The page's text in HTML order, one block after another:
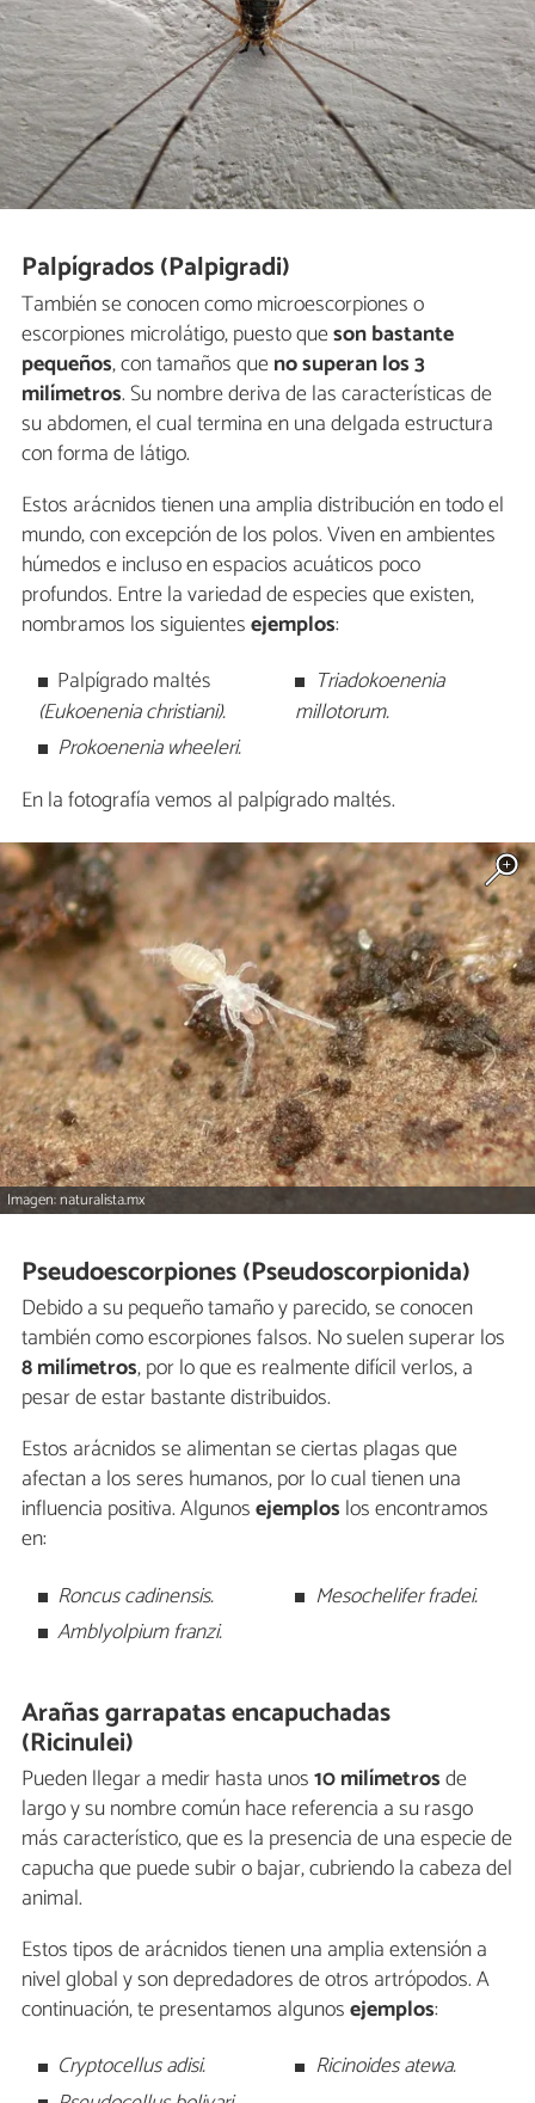
Palpígrados (Palpigradi)
También se conocen como microescorpiones o
escorpiones microlátigo, puesto queson bastante
pequeños, con tamaños queno superan los 3
milímetros. Su nombre deriva de las características de
su abdomen, el cual termina en una delgada estructura
con forma de látigo.
Estos arácnidos tienen una amplia distribución en todo el
mundo, con excepción de los polos. Viven en ambientes
húmedos e incluso en espacios acuáticos poco
profundos. Entre la variedad de especies que existen,
nombramos los siguientesejemplos:
Palpígrado maltés
(Eukoenenia christiani).
Prokoenenia wheeleri.
Triadokoenenia
millotorum.
En la fotografía vemos al palpígrado maltés.
Imagen: naturalista.mx
Pseudoescorpiones (Pseudoscorpionida)
Debido a su pequeño tamaño y parecido, se conocen
también como escorpiones falsos. No suelen superar los
8 milímetros, por lo que es realmente difícil verlos, a
pesar de estar bastante distribuidos.
Estos arácnidos se alimentan se ciertas plagas que
afectan a los seres humanos, por lo cual tienen una
influencia positiva. Algunosejemplos los encontramos
en:
Roncus cadinensis.
Amblyolpium franzi.
Mesochelifer fradei.
Arañas garrapatas encapuchadas
(Ricinulei)
Pueden llegar a medir hasta unos10 milímetrosde
largo y su nombre común hace referencia a su rasgo
más característico, que es la presencia de una especie de
capucha que puede subir o bajar, cubriendo la cabeza del
animal.
Estos tipos de arácnidos tienen una amplia extensión a
nivel global y son depredadores de otros artrópodos. A
continuación, te presentamos algunosejemplos:
Cryptocellus adisi.
Ricinoides atewa.